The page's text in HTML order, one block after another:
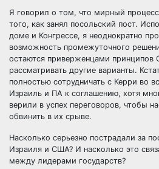
Я говорил о том, что мирный процесс
того, как занял посольский пост.
доме и Конгрессе, я неоднократно
возможность промежуточного
остаются приверженцами принципов
рассматривать другие варианты.
полностью сотрудничать с Керри во
Израиль и ПА к соглашению, хотя
верили в успех переговоров, чтобы
обвинить в их срыве.
Насколько серьезно пострадали за
Израиля и США? И насколько это
между лидерами государств?